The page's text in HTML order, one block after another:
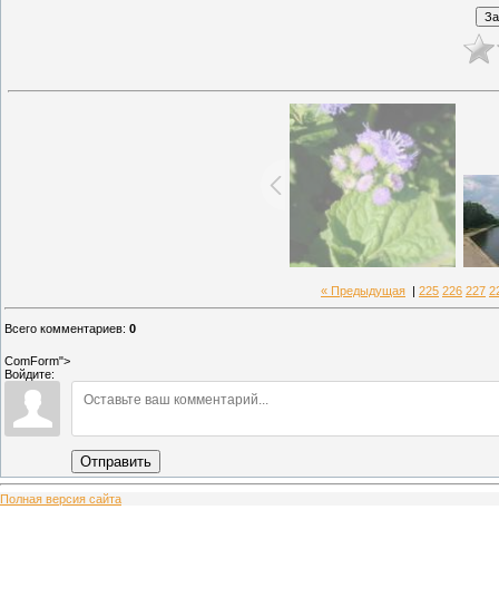
« Предыдущая 225 226 227
Всего комментариев: 0
ComForm">
Войдите:
Отправить
Полная версия сайта